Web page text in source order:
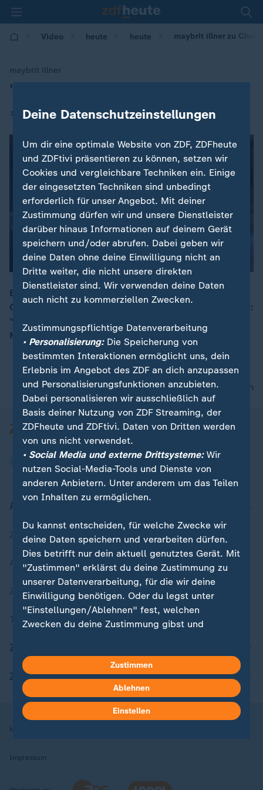
Video heute heute maybrit illner zu
maybrit illner
:"Purer Rassismus, pure Gewalt"
31.08.2018 | 06:43
Bei "maybrit illner" wurde über die Vorfälle in
Chemnitz diskutiert. Für Justizministerin Barley ist klar:
"Was in Chemnitz passiert ist, war pure
Menschenfeindlichkeit."
nach oben
Zuletzt veröffentlicht
Aktuelle Sendungs-Videos
ZDFheute Stories
Themen im Überblick
ZDFheute Apps
Nutzungsbedingungen
Impressum
Deine Datenschutzeinstellungen
Um dir eine optimale Website von ZDF, ZDFheute
und ZDFtivi präsentieren zu können, setzen wir
Cookies und vergleichbare Techniken ein. Einige
der eingesetzten Techniken sind unbedingt
erforderlich für unser Angebot. Mit deiner
Zustimmung dürfen wir und unsere Dienstleister
darüber hinaus Informationen auf deinem Gerät
speichern und/oder abrufen. Dabei geben wir
deine Daten ohne deine Einwilligung nicht an
Dritte weiter, die nicht unsere direkten
Dienstleister sind. Wir verwenden deine Daten
auch nicht zu kommerziellen Zwecken.
Zustimmungspflichtige Datenverarbeitung
• Personalisierung:Die Speicherung von
bestimmten Interaktionen ermöglicht uns, dein
Erlebnis im Angebot des ZDF an dich anzupassen
und Personalisierungsfunktionen anzubieten.
Dabei personalisieren wir ausschließlich auf
Basis deiner Nutzung von ZDF Streaming, der
ZDFheute und ZDFtivi. Daten von Dritten werden
von uns nicht verwendet.
• Social Media und externe Drittsysteme:Wir
nutzen Social-Media-Tools und Dienste von
anderen Anbietern. Unter anderem um das Teilen
von Inhalten zu ermöglichen.
Du kannst entscheiden, für welche Zwecke wir
deine Daten speichern und verarbeiten dürfen.
Dies betrifft nur dein aktuell genutztes Gerät. Mit
"Zustimmen" erklärst du deine Zustimmung zu
unserer Datenverarbeitung, für die wir deine
Einwilligung benötigen. Oder du legst unter
"Einstellungen/Ablehnen" fest, welchen
Zwecken du deine Zustimmung gibst und
in deinen Einstellungen widerrufen oder ändern.
Hier findest du das Impressum.
Weitere Informationen findest du in unserer
Datenschutzerklärung.
Zustimmen
Ablehnen
Einstellen